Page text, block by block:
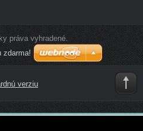
práva vyhradené.
zdarma!
verziu